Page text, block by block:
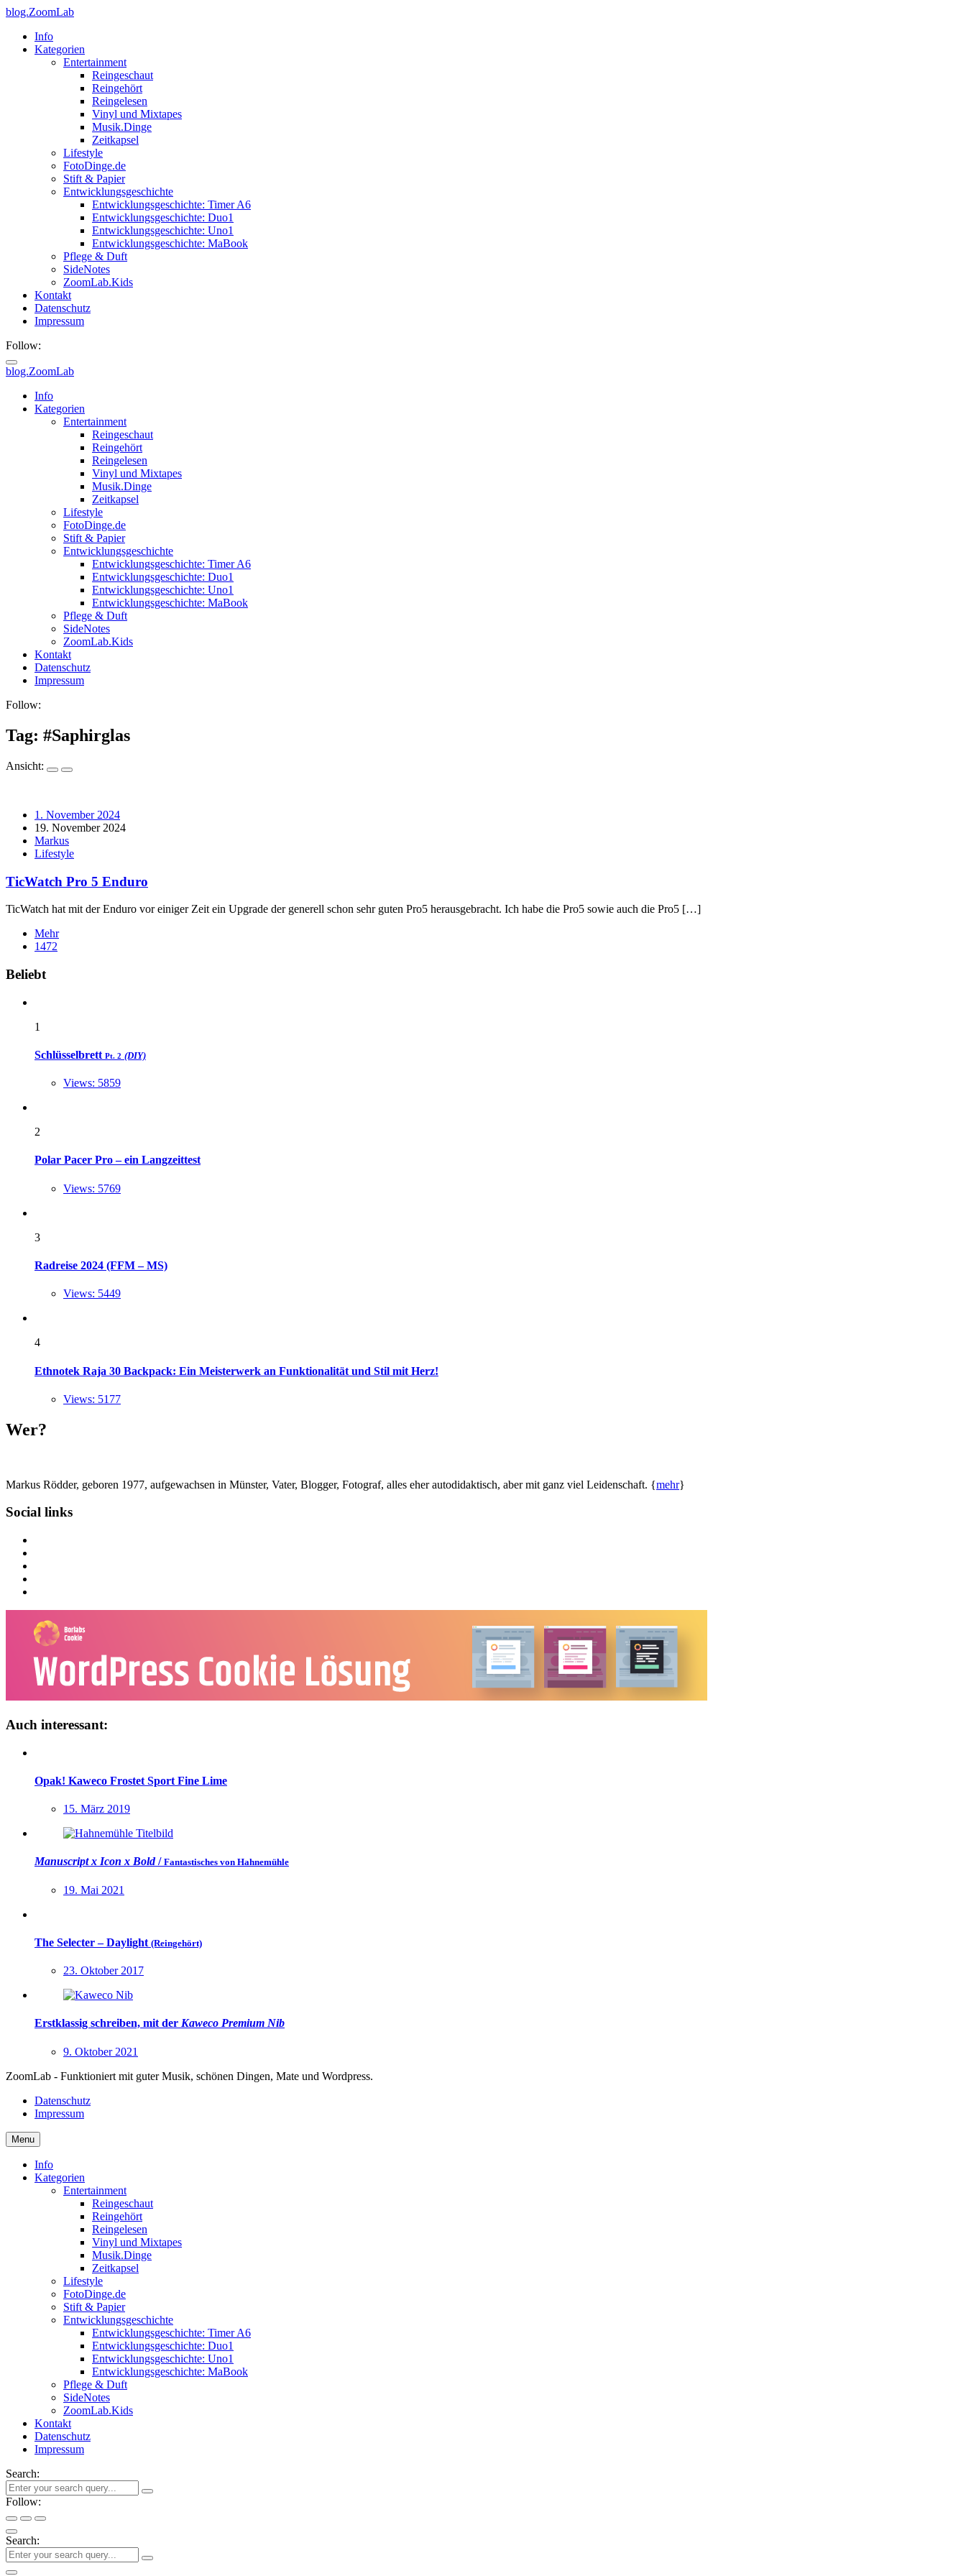
blog.ZoomLab
Info
Kategorien
Entertainment
Reingeschaut
Reingehört
Reingelesen
Vinyl und Mixtapes
Musik.Dinge
Zeitkapsel
Lifestyle
FotoDinge.de
Stift & Papier
Entwicklungsgeschichte
Entwicklungsgeschichte: Timer A6
Entwicklungsgeschichte: Duo1
Entwicklungsgeschichte: Uno1
Entwicklungsgeschichte: MaBook
Pflege & Duft
SideNotes
ZoomLab.Kids
Kontakt
Datenschutz
Impressum
Follow:
blog.ZoomLab
ZoomLab
Info
Kategorien
Entertainment
Reingeschaut
Reingehört
Reingelesen
Vinyl und Mixtapes
Musik.Dinge
Zeitkapsel
Lifestyle
FotoDinge.de
Stift & Papier
Entwicklungsgeschichte
Entwicklungsgeschichte: Timer A6
Entwicklungsgeschichte: Duo1
Entwicklungsgeschichte: Uno1
Entwicklungsgeschichte: MaBook
Pflege & Duft
SideNotes
ZoomLab.Kids
Kontakt
Datenschutz
Impressum
Follow:
Tag: #Saphirglas
Ansicht:
1. November 2024
19. November 2024
Markus
Lifestyle
TicWatch Pro 5 Enduro
TicWatch hat mit der Enduro vor einiger Zeit ein Upgrade der generell schon sehr guten Pro5 herausgebracht. Ich habe die Pro5 sowie auch die Pro5 […]
Mehr
1472
Widgets
Beliebt
1
Schlüsselbrett Pt. 2 (DIY)
Views: 5859
2
Polar Pacer Pro – ein Langzeittest
Views: 5769
3
Radreise 2024 (FFM – MS)
Views: 5449
4
Ethnotek Raja 30 Backpack: Ein Meisterwerk an Funktionalität und Stil mit Herz!
Views: 5177
Wer?
Markus Rödder, geboren 1977, aufgewachsen in Münster, Vater, Blogger, Fotograf, alles eher autodidaktisch, aber mit ganz viel Leidenschaft. {mehr}
Social links
Auch interessant:
Opak! Kaweco Frostet Sport Fine Lime
15. März 2019
Manuscript x Icon x Bold/ Fantastisches von Hahnemühle
19. Mai 2021
The Selecter – Daylight (Reingehört)
23. Oktober 2017
Erstklassig schreiben, mit der Kaweco Premium Nib
9. Oktober 2021
ZoomLab - Funktioniert mit guter Musik, schönen Dingen, Mate und Wordpress.
Datenschutz
Impressum
Menu
Info
Kategorien
Entertainment
Reingeschaut
Reingehört
Reingelesen
Vinyl und Mixtapes
Musik.Dinge
Zeitkapsel
Lifestyle
FotoDinge.de
Stift & Papier
Entwicklungsgeschichte
Entwicklungsgeschichte: Timer A6
Entwicklungsgeschichte: Duo1
Entwicklungsgeschichte: Uno1
Entwicklungsgeschichte: MaBook
Pflege & Duft
SideNotes
ZoomLab.Kids
Kontakt
Datenschutz
Impressum
Search:
Follow:
Search: